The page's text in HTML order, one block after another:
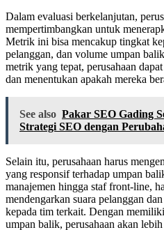
Dalam evaluasi berkelanjutan,
mempertimbangkan untuk
Metrik ini bisa mencakup tingkat
pelanggan, dan volume umpan
metrik yang tepat, perusahaan
dan menentukan apakah mereka
See also Pakar SEO Gading
Strategi SEO dengan
Selain itu, perusahaan harus
yang responsif terhadap umpan
manajemen hingga staf front-line,
mendengarkan suara pelanggan
kepada tim terkait. Dengan
umpan balik, perusahaan akan